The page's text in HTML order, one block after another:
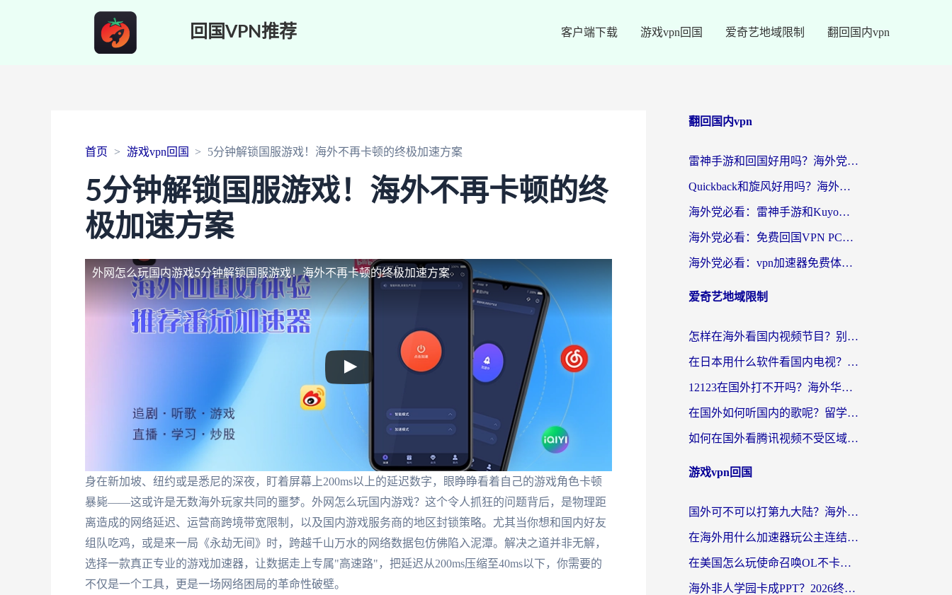
回国VPN推荐 客户端下载 游戏vpn回国 爱奇艺地域限制 翻回国内vpn
首页 游戏vpn回国 5分钟解锁国服游戏！海外不再卡顿的终极加速方案
5分钟解锁国服游戏！海外不再卡顿的终
极加速方案
外网怎么玩国内游戏5分钟解锁国服游戏！海外不再卡顿的终极加速方案
身在新加坡、纽约或是悉尼的深夜，盯着屏幕上200ms以上的延迟数字，眼睁睁看着自己的游戏角色卡顿
暴毙——这或许是无数海外玩家共同的噩梦。外网怎么玩国内游戏？这个令人抓狂的问题背后，是物理距
离造成的网络延迟、运营商跨境带宽限制，以及国内游戏服务商的地区封锁策略。尤其当你想和国内好友
组队吃鸡，或是来一局《永劫无间》时，跨越千山万水的网络数据包仿佛陷入泥潭。解决之道并非无解，
选择一款真正专业的游戏加速器，让数据走上专属"高速路"，把延迟从200ms压缩至40ms以下，你需要的
不仅是一个工具，更是一场网络困局的革命性破壁。
翻回国内vpn
雷神手游和回国好用吗？海外党亲测：选对加速器才能无缝刷剧打游戏
Quickback和旋风好用吗？海外华人亲测：选对回国加速器才能无缝看央视5
海外党必看：雷神手游和Kuyo好用吗？3款回国加速器实测+避坑指南
海外党必看：免费回国VPN PC真的能用？附国内高速VPN选择全攻略
海外党必看：vpn加速器免费体验？选对回国加速器才能无缝刷国内剧玩国服
爱奇艺地域限制
怎样在海外看国内视频节目？别再踩坑！留学生和海外华人的专属解决方案
在日本用什么软件看国内电视？这篇攻略帮你告别地域限制
12123在国外打不开吗？海外华人亲测有效的回国加速方案
在国外如何听国内的歌呢？留学生亲测有效的回国加速方案
如何在国外看腾讯视频不受区域限制？留学生亲测有效的回国加速指南
游戏vpn回国
国外可不可以打第九大陆？海外玩家国服畅玩终极指南（附3大热门游戏解决妙招）
在海外用什么加速器玩公主连结：Re？老玩家亲测的稳定方案来了
在美国怎么玩使命召唤OL不卡？海外党亲测有效的国服游戏加速器指南
海外非人学园卡成PPT？2026终极加速器指南：从暗区突围到王国纪元，一篇搞定